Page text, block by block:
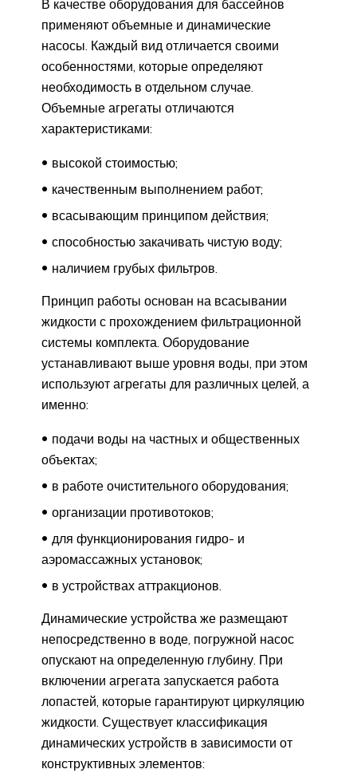
В качестве оборудования для бассейнов
применяют объемные и динамические
насосы. Каждый вид отличается своими
особенностями, которые определяют
необходимость в отдельном случае.
Объемные агрегаты отличаются
характеристиками:
высокой стоимостью;
качественным выполнением работ;
всасывающим принципом действия;
способностью закачивать чистую воду;
наличием грубых фильтров.
Принцип работы основан на всасывании
жидкости с прохождением фильтрационной
системы комплекта. Оборудование
устанавливают выше уровня воды, при этом
используют агрегаты для различных целей, а
именно:
подачи воды на частных и общественных
объектах;
в работе очистительного оборудования;
организации противотоков;
для функционирования гидро- и
аэромассажных установок;
в устройствах аттракционов.
Динамические устройства же размещают
непосредственно в воде, погружной насос
опускают на определенную глубину. При
включении агрегата запускается работа
лопастей, которые гарантируют циркуляцию
жидкости. Существует классификация
динамических устройств в зависимости от
конструктивных элементов: